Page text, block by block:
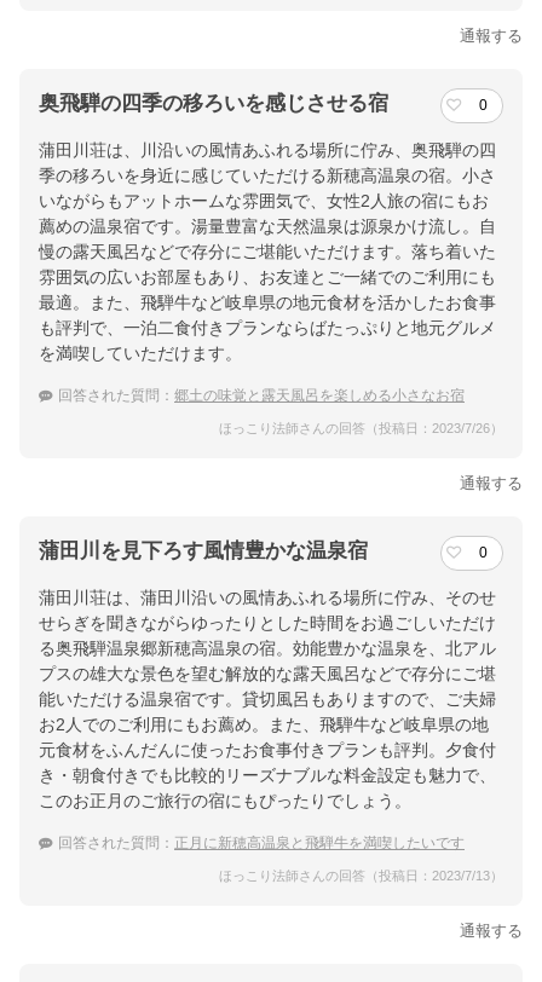
通報する
奥飛騨の四季の移ろいを感じさせる宿 0
蒲田川荘は、川沿いの風情あふれる場所に佇み、奥飛騨の四
季の移ろいを身近に感じていただける新穂高温泉の宿。小さ
いながらもアットホームな雰囲気で、女性2人旅の宿にもお
薦めの温泉宿です。湯量豊富な天然温泉は源泉かけ流し。自
慢の露天風呂などで存分にご堪能いただけます。落ち着いた
雰囲気の広いお部屋もあり、お友達とご一緒でのご利用にも
最適。また、飛騨牛など岐阜県の地元食材を活かしたお食事
も評判で、一泊二食付きプランならばたっぷりと地元グルメ
を満喫していただけます。
回答された質問： 郷土の味覚と露天風呂を楽しめる小さなお宿
ほっこり法師さんの回答（投稿日：2023/7/26）
通報する
蒲田川を見下ろす風情豊かな温泉宿 0
蒲田川荘は、蒲田川沿いの風情あふれる場所に佇み、そのせ
せらぎを聞きながらゆったりとした時間をお過ごしいただけ
る奥飛騨温泉郷新穂高温泉の宿。効能豊かな温泉を、北アル
プスの雄大な景色を望む解放的な露天風呂などで存分にご堪
能いただける温泉宿です。貸切風呂もありますので、ご夫婦
お2人でのご利用にもお薦め。また、飛騨牛など岐阜県の地
元食材をふんだんに使ったお食事付きプランも評判。夕食付
き・朝食付きでも比較的リーズナブルな料金設定も魅力で、
このお正月のご旅行の宿にもぴったりでしょう。
回答された質問： 正月に新穂高温泉と飛騨牛を満喫したいです
ほっこり法師さんの回答（投稿日：2023/7/13）
通報する